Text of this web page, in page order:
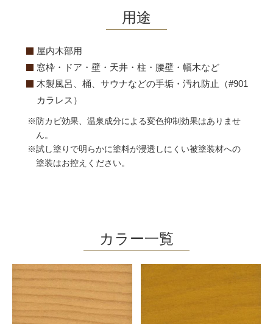
用途
屋内木部用
窓枠・ドア・壁・天井・柱・腰壁・幅木など
木製風呂、桶、サウナなどの手垢・汚れ防止（#901
カラレス）
※防カビ効果、温泉成分による変色抑制効果はありませ
ん。
※試し塗りで明らかに塗料が浸透しにくい被塗装材への
塗装はお控えください。
カラー一覧